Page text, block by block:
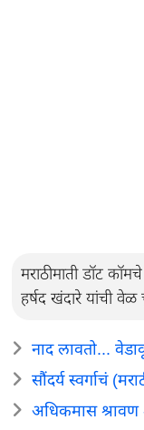
मराठीमाती डॉट
हर्षद खंदारे यांची
नाद लावतो...
सौंदर्य स्वर्गाचं
अधिकमास श्रावण